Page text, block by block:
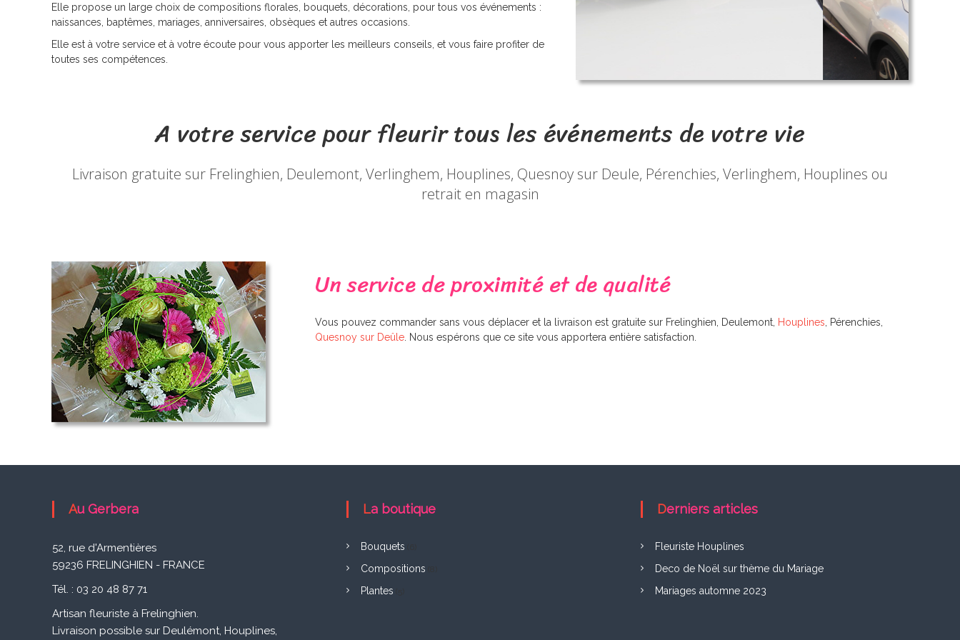
t
i
s
e
u
t
e
à
F
r
e
l
i
g
n
e
Elle propose un large choix de compositions florales, bouquets, décorations, pour tous vos événements :
naissances, baptêmes, mariages, anniversaires, obsèques et autres occasions.
Elle est à votre service et à votre écoute pour vous apporter les meilleurs conseils, et vous faire profiter de
toutes ses compétences.
A votre service pour fleurir tous les événements de votre vie
Livraison gratuite sur Frelinghien, Deulemont, Verlinghem, Houplines, Quesnoy sur Deule, Pérenchies, Verlinghem, Houplines ou
retrait en magasin
Un service de proximité et de qualité
Vous pouvez commander sans vous déplacer et la livraison est gratuite sur Frelinghien, Deulemont, Houplines , Pérenchies,
Quesnoy sur Deûle . Nous espérons que ce site vous apportera entière satisfaction.
Au Gerbera
52, rue d'Armentières
59236 FRELINGHIEN - FRANCE
Tél. : 03 20 48 87 71
Artisan fleuriste à Frelinghien.
Livraison possible sur Deulémont, Houplines,
La boutique
Bouquets
Compositions
Plantes
Derniers articles
Fleuriste Houplines
Deco de Noël sur thème du Mariage
Mariages automne 2023